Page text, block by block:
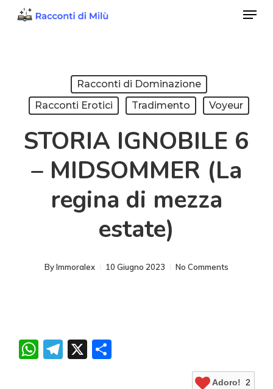
Menu
Racconti di Dominazione
Racconti Erotici
Tradimento Voyeur
STORIA IGNOBILE 6
– MIDSOMMER (La
regina di mezza
estate)
ByImmoralex 10 Giugno 2023 No Comments
WhatsApp
Telegram
X Condividi
Adoro! 2